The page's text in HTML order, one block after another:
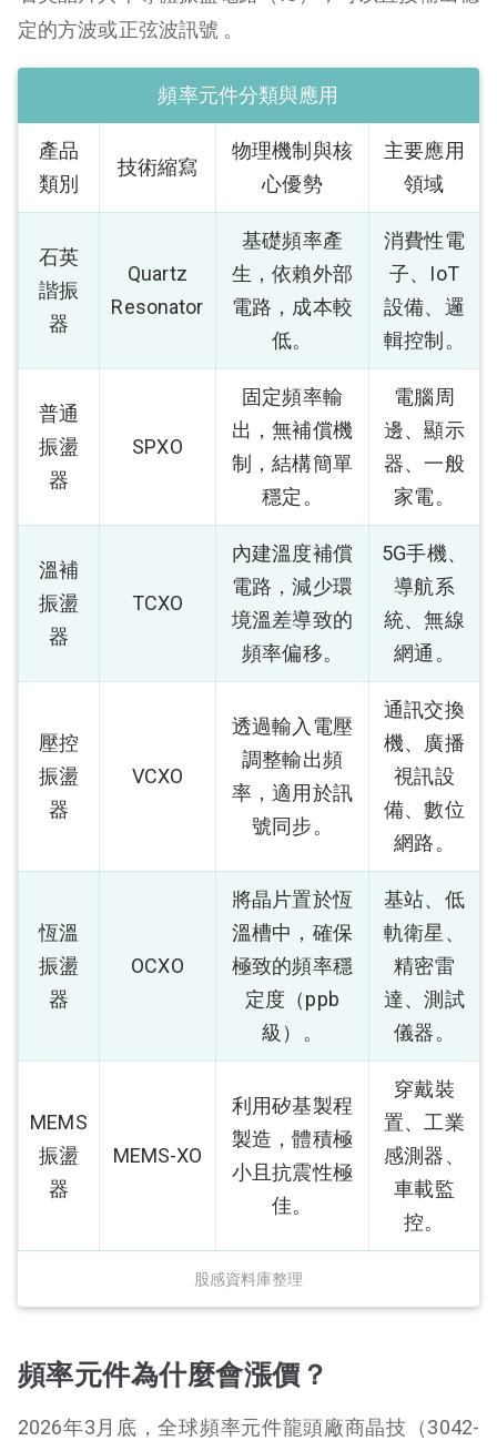
定的方波或正弦波訊號 。
股感資料庫整理
頻率元件分類與應用
產品
類別
技術縮寫
物理機制與核
心優勢
主要應用
領域
石英
諧振
器
Quartz
Resonator
基礎頻率產
生，依賴外部
電路，成本較
低。
消費性電
子、IoT
設備、邏
輯控制。
普通
振盪
器
SPXO
固定頻率輸
出，無補償機
制，結構簡單
穩定。
電腦周
邊、顯示
器、一般
家電。
溫補
振盪
器
TCXO
內建溫度補償
電路，減少環
境溫差導致的
頻率偏移。
5G手機、
導航系
統、無線
網通。
壓控
振盪
器
VCXO
透過輸入電壓
調整輸出頻
率，適用於訊
號同步。
通訊交換
機、廣播
視訊設
備、數位
網路。
恆溫
振盪
器
OCXO
將晶片置於恆
溫槽中，確保
極致的頻率穩
定度（ppb
級）。
基站、低
軌衛星、
精密雷
達、測試
儀器。
MEMS
振盪
器
MEMS-XO
利用矽基製程
製造，體積極
小且抗震性極
佳。
穿戴裝
置、工業
感測器、
車載監
控。
頻率元件為什麼會漲價？
2026年3月底，全球頻率元件龍頭廠商晶技（3042-